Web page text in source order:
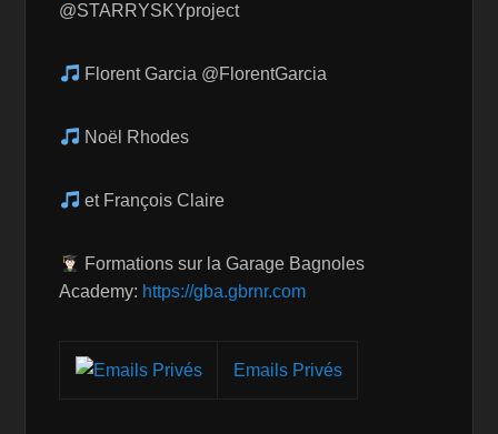
@STARRYSKYproject
Florent Garcia @FlorentGarcia
Noël Rhodes
et François Claire
Formations sur la Garage Bagnoles
Academy: https://gba.gbrnr.com
Emails Privés